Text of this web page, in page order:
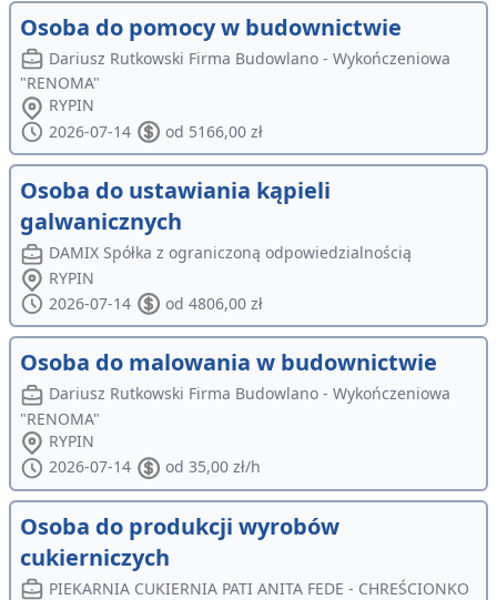
Osoba do pomocy w budownictwie
Dariusz Rutkowski Firma Budowlano - Wykończeniowa
"RENOMA"
RYPIN
2026-07-14
od 5166,00 zł
Osoba do ustawiania kąpieli
galwanicznych
DAMIX Spółka z ograniczoną odpowiedzialnością
RYPIN
2026-07-14
od 4806,00 zł
Osoba do malowania w budownictwie
Dariusz Rutkowski Firma Budowlano - Wykończeniowa
"RENOMA"
RYPIN
2026-07-14
od 35,00 zł/h
Osoba do produkcji wyrobów
cukierniczych
PIEKARNIA CUKIERNIA PATI ANITA FEDE - CHREŚCIONKO